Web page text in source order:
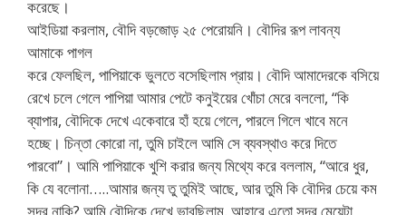
করেছে।
আইডিয়া করলাম, বৌদি বড়জোড় ২৫ পেরোয়নি। বৌদির রূপ লাবন্য
আমাকে পাগল
করে ফেলছিল, পাপিয়াকে ভুলতে বসেছিলাম প্রায়। বৌদি আমাদেরকে বসিয়ে
রেখে চলে গেলে পাপিয়া আমার পেটে কনুইয়ের খোঁচা মেরে বললো, “কি
ব্যাপার, বৌদিকে দেখে একেবারে হাঁ হয়ে গেলে, পারলে গিলে খাবে মনে
হচ্ছে। চিন্তা কোরো না, তুমি চাইলে আমি সে ব্যবস্থাও করে দিতে
পারবো”। আমি পাপিয়াকে খুশি করার জন্য মিথ্যে করে বললাম, “আরে ধুর,
কি যে বলোনা…..আমার জন্য তু তুমিই আছে, আর তুমি কি বৌদির চেয়ে কম
সুন্দর নাকি? আমি বৌদিকে দেখে ভাবছিলাম, আহারে এতো সুন্দর মেয়েটা